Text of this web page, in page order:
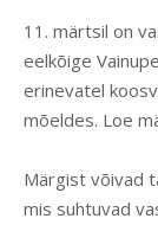
11. märtsil on
eelkõige
erinevatel
mõeldes. Loe
Märgist võivad
mis suhtuvad